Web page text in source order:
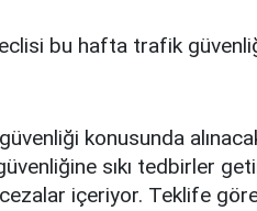
bu hafta trafik
konusunda
sıkı tedbirler
içeriyor. Teklife